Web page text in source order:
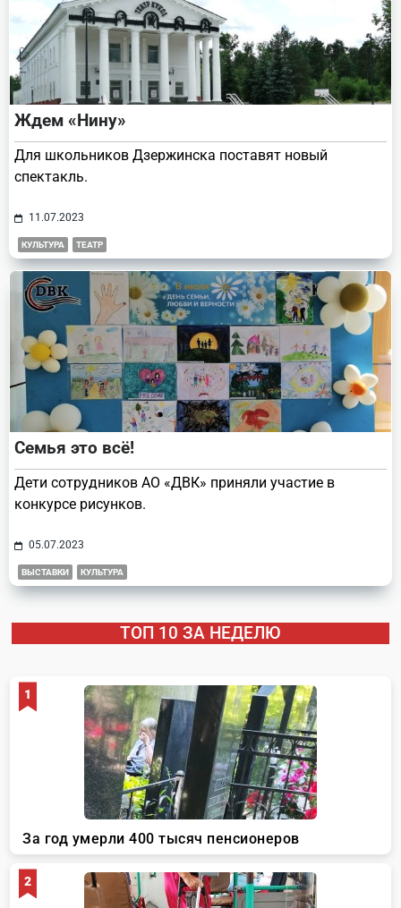
Ждем «Нину»
Для школьников Дзержинска поставят новый
спектакль.
11.07.2023
КУЛЬТУРА ТЕАТР
Семья это всё!
Дети сотрудников АО «ДВК» приняли участие в
конкурсе рисунков.
05.07.2023
ВЫСТАВКИ КУЛЬТУРА
ТОП 10 ЗА НЕДЕЛЮ